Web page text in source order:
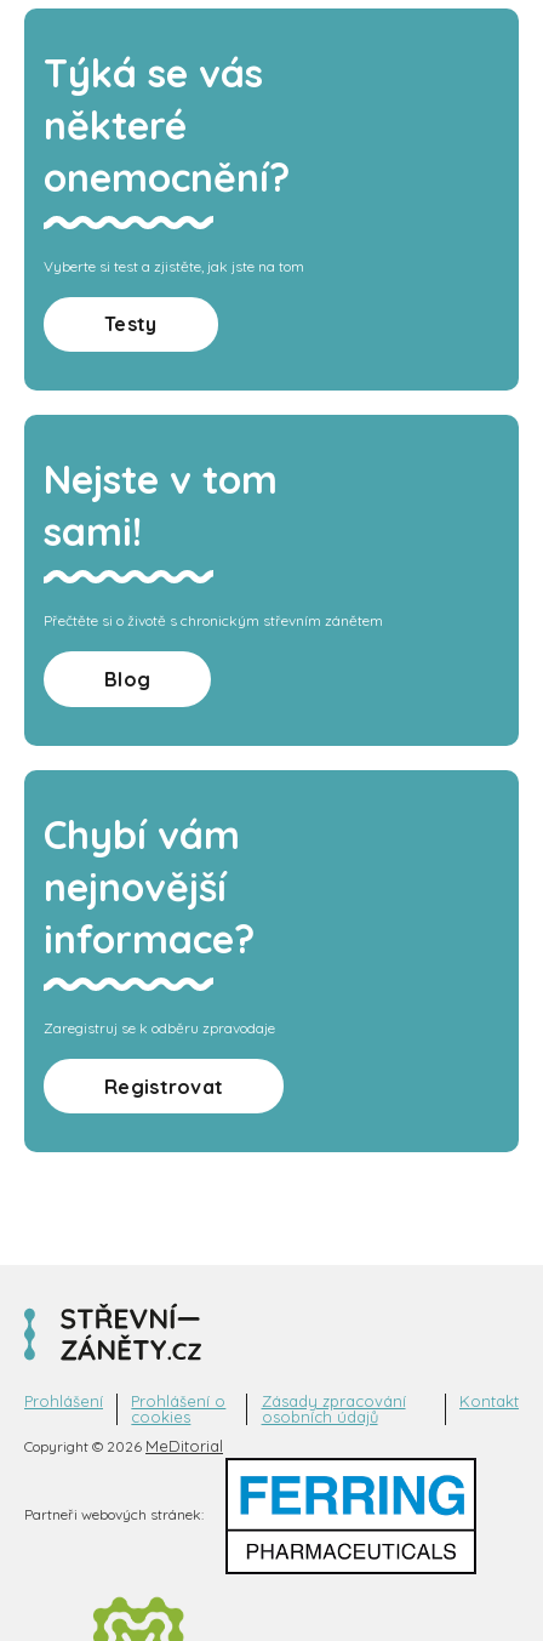
Týká se vás
některé
onemocnění?
Vyberte si test a zjistěte, jak jste na tom
Testy
Nejste v tom
sami!
Přečtěte si o životě s chronickým střevním zánětem
Blog
Chybí vám
nejnovější
informace?
Zaregistruj se k odběru zpravodaje
Registrovat
Copyright © 2026 MeDitorial
Prohlášení
Prohlášení o
cookies
Zásady zpracování
osobních údajů
Kontakt
Partneři webových stránek: